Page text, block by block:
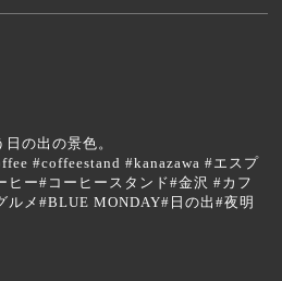
の出の景色。
#coffeestand #kanazawa #エスプ
ヒー#コーヒースタンド#金沢 #カフ
ルメ#BLUE MONDAY#日の出#夜明